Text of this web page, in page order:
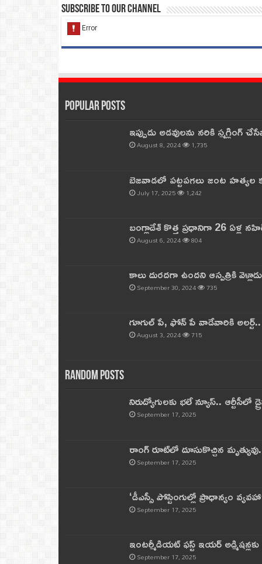
Subscribe to our Channel
Popular Posts
ఇప్పుడు అడవులను నరికి
August 8, 2024 1,735
బెజవాడలో పట్టపగలు జంట
July 17, 2025 1,242
బంగ్లాదేశ్ కొత్త ప్రధానిగా 26 ఏళ్ల
August 6, 2024 804
కాలు దురదగా ఉందని ఆస్పత్రికి
September 30, 2024 735
గూగుల్ పే, ఫోన్ పే వాడేవారికి
August 3, 2024 715
Random Posts
నిరుద్యోగులకు భలే న్యూస్.. ఆర్టీసీలో
September 17, 2025
రాంగ్ రూట్‌లో దూసుకొచ్చిన
September 17, 2025
‘డీఎస్సీ పోస్టింగుల్లో ప్రాధాన్యం
September 17, 2025
ఇంటర్మీడియట్ ఫస్ట్‌ ఇయర్‌
September 17, 2025